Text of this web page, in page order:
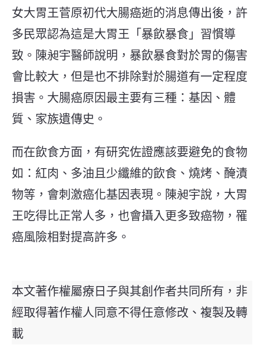
女大胃王菅原初代大腸癌逝的消息傳出後，許
多民眾認為這是大胃王「暴飲暴食」習慣導
致。陳昶宇醫師說明，暴飲暴食對於胃的傷害
會比較大，但是也不排除對於腸道有一定程度
損害。大腸癌原因最主要有三種：基因、體
質、家族遺傳史。
而在飲食方面，有研究佐證應該要避免的食物
如：紅肉、多油且少纖維的飲食、燒烤、醃漬
物等，會刺激癌化基因表現。陳昶宇說，大胃
王吃得比正常人多，也會攝入更多致癌物，罹
癌風險相對提高許多。
本文著作權屬療日子與其創作者共同所有，非
經取得著作權人同意不得任意修改、複製及轉
載